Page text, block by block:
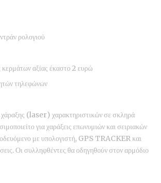
ρολογιού
κερμάτων αξίας έκαστο 2 ευρώ
τηλεφώνων
χάραξης (laser) χαρακτηριστικών σε σκληρά
για χαράξεις επωνυμιών και σειριακών
με υπολογιστή, GPS TRACKER και
Οι συλληφθέντες θα οδηγηθούν στον αρμόδιο